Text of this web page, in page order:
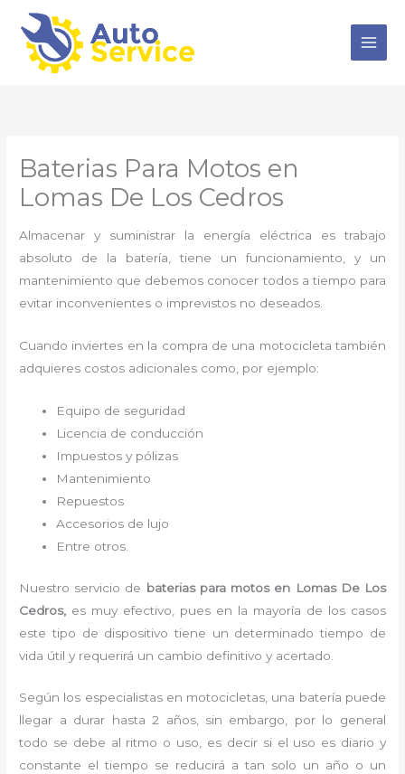
contenido
Baterias Para Motos en
Lomas De Los Cedros
Almacenar y suministrar la energía eléctrica es trabajo
absoluto de la batería, tiene un funcionamiento, y un
mantenimiento que debemos conocer todos a tiempo para
evitar inconvenientes o imprevistos no deseados.
Cuando inviertes en la compra de una motocicleta también
adquieres costos adicionales como, por ejemplo:
Equipo de seguridad
Licencia de conducción
Impuestos y pólizas
Mantenimiento
Repuestos
Accesorios de lujo
Entre otros.
Nuestro servicio de baterias para motos en Lomas De Los
Cedros, es muy efectivo, pues en la mayoría de los casos
este tipo de dispositivo tiene un determinado tiempo de
vida útil y requerirá un cambio definitivo y acertado.
Según los especialistas en motocicletas, una batería puede
llegar a durar hasta 2 años, sin embargo, por lo general
todo se debe al ritmo o uso, es decir si el uso es diario y
constante el tiempo se reducirá a tan solo un año o un